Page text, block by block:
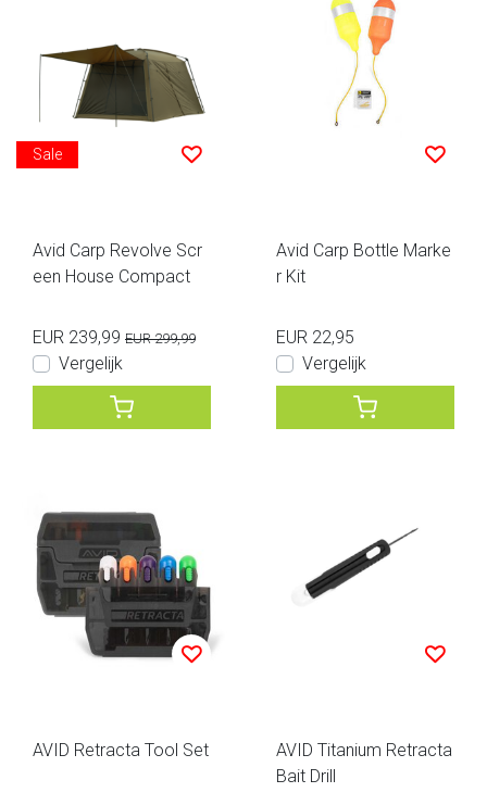
Sale
Avid Carp Revolve Scr
een House Compact
EUR 239,99 EUR 299,99
Vergelijk
Avid Carp Bottle Marke
r Kit
EUR 22,95
Vergelijk
AVID Retracta Tool Set
AVID Titanium Retracta
Bait Drill